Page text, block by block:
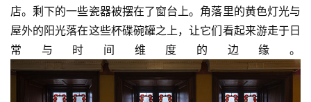
店。剩下的一些瓷器被摆在了窗台上。角落里的黄色灯光与
屋外的阳光落在这些杯碟碗罐之上，让它们看起来游走于日
常与时间维度的边缘。